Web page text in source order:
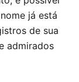
já está
de sua
admirados